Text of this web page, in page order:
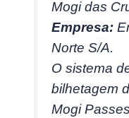
Mogi das
Empresa:
Norte S/A.
O sistema
bilhetagem
Mogi